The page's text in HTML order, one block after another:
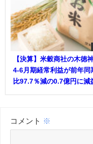
【決算】米穀商社の木徳
4-6月期経常利益が前年同
比97.7％減の0.7億円に減
コメント ※